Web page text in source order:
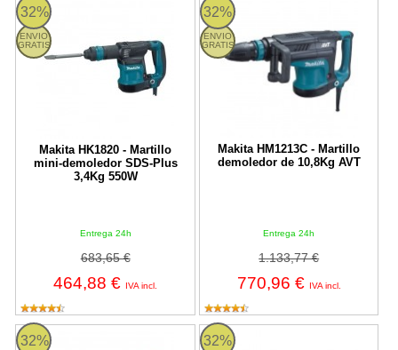
32%
ENVIO
GRATIS
Makita HK1820 - Martillo
mini-demoledor SDS-Plus
3,4Kg 550W
Entrega 24h
683,65 €
464,88 € IVA incl.
HK1820 Makita 32%
ENVIO
GRATIS
Makita HM1213C - Martillo
demoledor de 10,8Kg AVT
Entrega 24h
1.133,77 €
770,96 € IVA incl.
HM1213C Makita
32%
HM0871C Makita 32%
Martillo ligero Makita HR2631FT